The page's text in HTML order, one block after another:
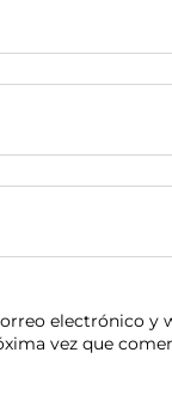
electrónico y
vez que